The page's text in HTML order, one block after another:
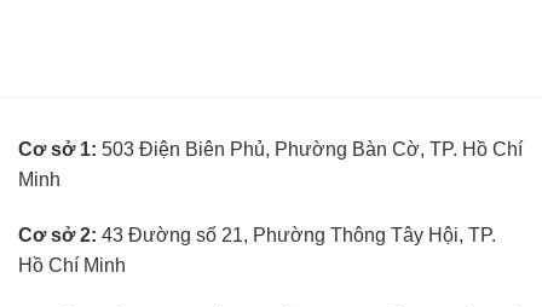
mắt
nghiệm
Cơ sở 1: 503 Điện Biên Phủ, Phường Bàn Cờ, TP. Hồ Chí
Minh
Cơ sở 2: 43 Đường số 21, Phường Thông Tây Hội, TP.
Hồ Chí Minh